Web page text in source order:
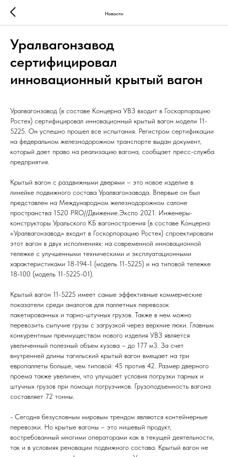
Новости
Уралвагонзавод
сертифицировал
инновационный крытый вагон
Уралвагонзавод (в составе Концерна УВЗ входит в Госкорпорацию
Ростех) сертифицировал инновационный крытый вагон модели 11-
5225. Он успешно прошел все испытания. Регистром сертификации
на федеральном железнодорожном транспорте выдан документ,
который дает право на реализацию вагона, сообщает пресс-служба
предприятия.
Крытый вагон с раздвижными дверями – это новое изделие в
линейке подвижного состава Уралвагонзавода. Впервые он был
представлен на Международном железнодорожном салоне
пространства 1520 PRO//Движение.Экспо 2021. Инженеры-
конструкторы Уральского КБ вагоностроения (в составе Концерна
«Уралвагонзавод» входит в Госкорпорацию Ростех) спроектировали
этот вагон в двух исполнениях: на современной инновационной
тележке с улучшенными техническими и эксплуатационными
характеристиками 18-194-1 (модель 11-5225) и на типовой тележке
18-100 (модель 11-5225-01).
Крытый вагон 11-5225 имеет самые эффективные коммерческие
показатели среди аналогов для паллетных перевозок
пакетированных и тарно-штучных грузов. Также в нем можно
перевозить сыпучие грузы с загрузкой через верхние люки. Главным
конкурентным преимуществом нового изделия УВЗ является
увеличенный полезный объем кузова – до 177 м3. За счет
внутренней длины тагильский крытый вагон вмещает на три
европаллеты больше, чем типовой: 45 против 42. Размер дверного
проема также увеличен, что улучшает условия погрузки тарных и
штучных грузов при помощи погрузчиков. Грузоподъемность вагона
составляет 72 тонны.
- Сегодня безусловным мировым трендом являются контейнерные
перевозки. Но крытые вагоны – это нишевый продукт,
востребованный многими операторами как в текущей деятельности,
так и в условиях реновации подвижного состава. Крытый вагон не